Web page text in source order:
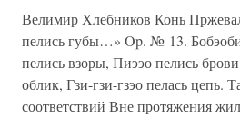
Велимир Хлебников Конь
пелись губы…» Op. № 13.
пелись взоры, Пиээо пелись
облик, Гзи-гзи-гзэо пелась цепь.
соответствий Вне протяжения